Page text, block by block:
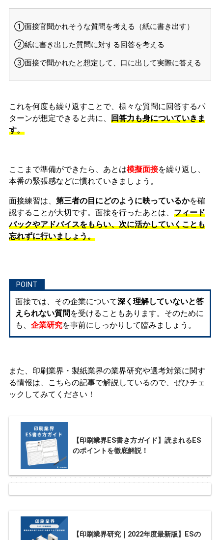
①面接官聞かれそうな質問を考える（紙に書き出す）
②紙に書き出した質問に対する回答を考える
③面接で聞かれたと想定して、口に出して実際に答える
これを何度も繰り返すことで、様々な質問に回答するパ
ターンが想定できると共に、 回答力も身についていきま
す。
ここまで準備ができたら、あとは模擬面接を繰り返し、
本番の緊張感などに慣れていきましょう。
面接練習は、 第三者の目にどのように映っているかを確
認することが大切です。面接を行ったあとは、 フィード
バックやアドバイスをもらい、次に活かしていくことも
忘れずに行いましょう。
面接では、その企業について深く理解していないと答
えられない質問 を受けることもあります。そのために
も、 企業研究を事前にしっかりして臨みましょう。
また、印刷業界・製紙業界の業界研究や選考対策に関す
る情報は、こちらの記事で解説しているので、ぜひチェ
ックしてみてください！
【印刷業界ES書き方ガイド】読まれるES
のポイントを徹底解説！
【印刷業界研究｜2022年度最新版】ESの